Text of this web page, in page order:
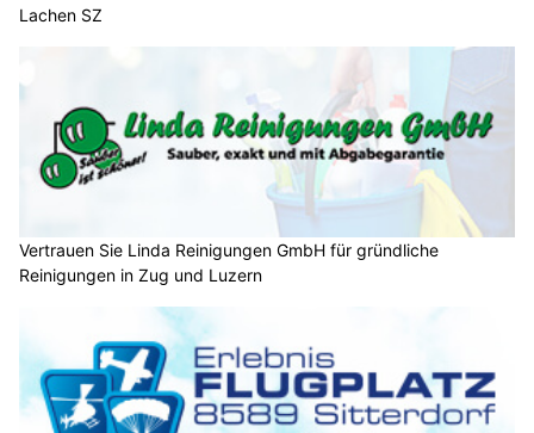
Lachen SZ
Vertrauen Sie Linda Reinigungen GmbH für gründliche
Reinigungen in Zug und Luzern